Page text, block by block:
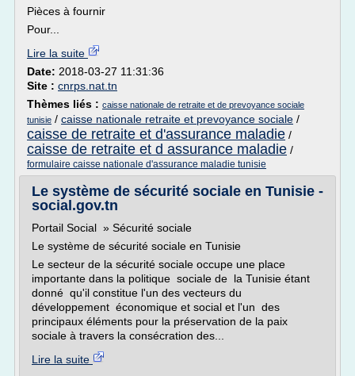
Pièces à fournir
Pour...
Lire la suite
Date: 2018-03-27 11:31:36
Site : cnrps.nat.tn
Thèmes liés : caisse nationale de retraite et de prevoyance sociale
tunisie / caisse nationale retraite et prevoyance sociale /
caisse de retraite et d'assurance maladie /
caisse de retraite et d assurance maladie /
formulaire caisse nationale d'assurance maladie tunisie
Le système de sécurité sociale en Tunisie -
social.gov.tn
Portail Social » Sécurité sociale
Le système de sécurité sociale en Tunisie
Le secteur de la sécurité sociale occupe une place
importante dans la politique sociale de la Tunisie étant
donné qu'il constitue l'un des vecteurs du
développement économique et social et l'un des
principaux éléments pour la préservation de la paix
sociale à travers la consécration des...
Lire la suite